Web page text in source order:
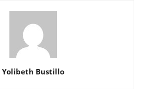
Yolibeth Bustillo